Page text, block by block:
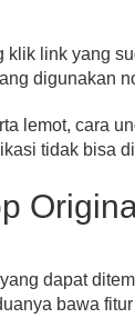
link yang
digunakan
lemot, cara
tidak bisa
dapat
bawa